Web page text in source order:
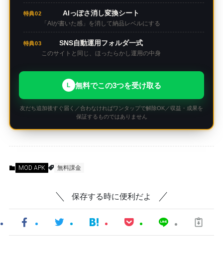
特典02 AIっぽさ消し変換シート
「AIが書いた感」を消して納品レベルにする
特典03 SNS自動運用フォルダ一式
このサイトと同じ、ほったらかし運用の中身
L 無料でこの3つを受け取る
友だち追加後すぐ届く／合わなければワンタップで解除OK／収益・成果を
保証するものではありません
MOD APK 無料課金
保存する時に便利だよ